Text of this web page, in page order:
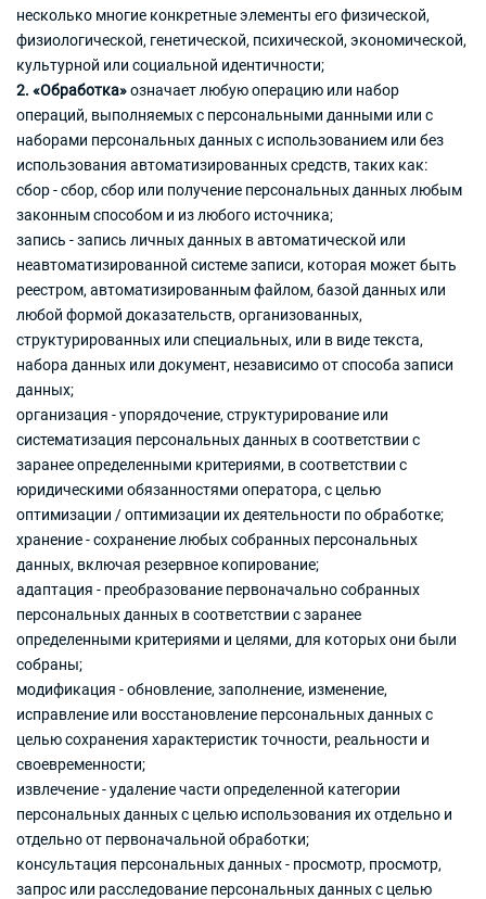
несколько многие конкретные элементы его физической,
физиологической, генетической, психической, экономической,
культурной или социальной идентичности;
2. «Обработка»означает любую операцию или набор
операций, выполняемых с персональными данными или с
наборами персональных данных с использованием или без
использования автоматизированных средств, таких как:
сбор - сбор, сбор или получение персональных данных любым
законным способом и из любого источника;
запись - запись личных данных в автоматической или
неавтоматизированной системе записи, которая может быть
реестром, автоматизированным файлом, базой данных или
любой формой доказательств, организованных,
структурированных или специальных, или в виде текста,
набора данных или документ, независимо от способа записи
данных;
организация - упорядочение, структурирование или
систематизация персональных данных в соответствии с
заранее определенными критериями, в соответствии с
юридическими обязанностями оператора, с целью
оптимизации / оптимизации их деятельности по обработке;
хранение - сохранение любых собранных персональных
данных, включая резервное копирование;
адаптация - преобразование первоначально собранных
персональных данных в соответствии с заранее
определенными критериями и целями, для которых они были
собраны;
модификация - обновление, заполнение, изменение,
исправление или восстановление персональных данных с
целью сохранения характеристик точности, реальности и
своевременности;
извлечение - удаление части определенной категории
персональных данных с целью использования их отдельно и
отдельно от первоначальной обработки;
консультация персональных данных - просмотр, просмотр,
запрос или расследование персональных данных с целью